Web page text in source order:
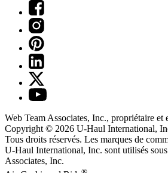
Web Team Associates, Inc., propriétaire et
Copyright © 2026 U-Haul International,
Tous droits réservés. Les marques de
U-Haul International, Inc. sont utilisés
Associates, Inc.
®